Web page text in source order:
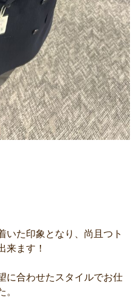
いた印象となり、尚且つト
来ます！
に合わせたスタイルでお仕
。